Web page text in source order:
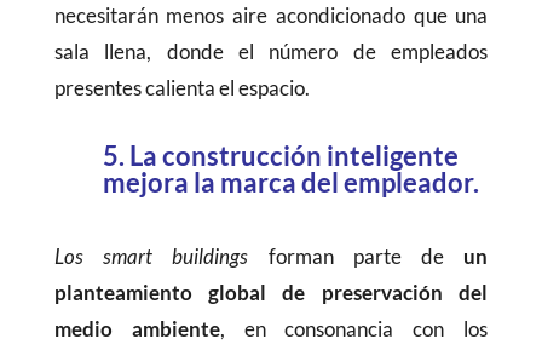
necesitarán menos aire acondicionado que una
sala llena, donde el número de empleados
presentes calienta el espacio.
5. La construcción inteligente
mejora la marca del empleador.
Los smart buildings forman parte de un
planteamiento global de preservación del
medio ambiente, en consonancia con los